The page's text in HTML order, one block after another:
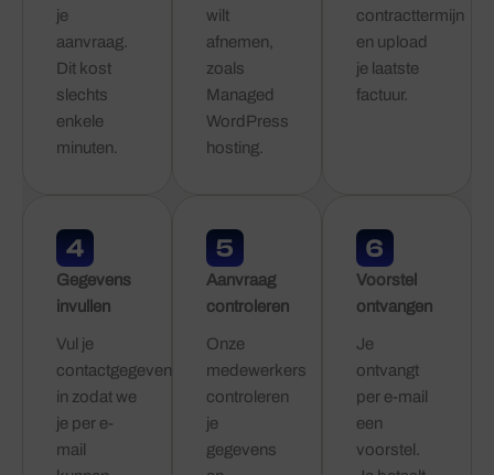
je
aanvraag.
Dit kost
slechts
enkele
minuten.
wilt
afnemen,
zoals
Managed
WordPress
hosting.
contracttermijn
en upload
je laatste
factuur.
Gegevens
invullen
Vul je
contactgegevens
in zodat we
je per e-
mail
Aanvraag
controleren
Onze
medewerkers
controleren
je
gegevens
Voorstel
ontvangen
Je
ontvangt
per e-mail
een
voorstel.